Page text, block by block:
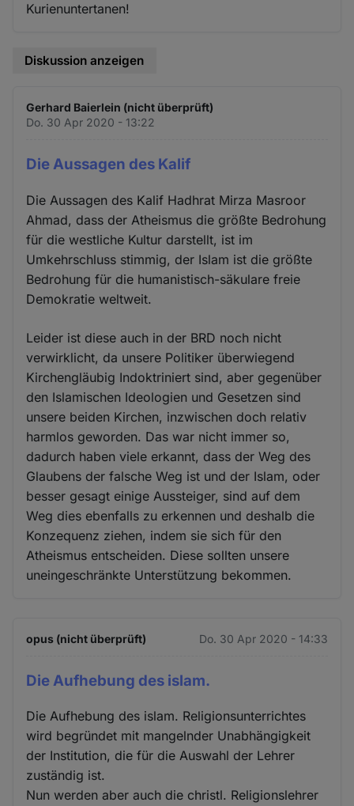
Kurienuntertanen!
Diskussion anzeigen
Gerhard Baierlein (nicht überprüft)
Do. 30 Apr 2020 - 13:22
Die Aussagen des Kalif
Die Aussagen des Kalif Hadhrat Mirza Masroor
Ahmad, dass der Atheismus die größte Bedrohung
für die westliche Kultur darstellt, ist im
Umkehrschluss stimmig, der Islam ist die größte
Bedrohung für die humanistisch-säkulare freie
Demokratie weltweit.
Leider ist diese auch in der BRD noch nicht
verwirklicht, da unsere Politiker überwiegend
Kirchengläubig Indoktriniert sind, aber gegenüber
den Islamischen Ideologien und Gesetzen sind
unsere beiden Kirchen, inzwischen doch relativ
harmlos geworden. Das war nicht immer so,
dadurch haben viele erkannt, dass der Weg des
Glaubens der falsche Weg ist und der Islam, oder
besser gesagt einige Aussteiger, sind auf dem
Weg dies ebenfalls zu erkennen und deshalb die
Konzequenz ziehen, indem sie sich für den
Atheismus entscheiden. Diese sollten unsere
uneingeschränkte Unterstützung bekommen.
opus (nicht überprüft) Do. 30 Apr 2020 - 14:33
Die Aufhebung des islam.
Die Aufhebung des islam. Religionsunterrichtes
wird begründet mit mangelnder Unabhängigkeit
der Institution, die für die Auswahl der Lehrer
zuständig ist.
Nun werden aber auch die christl. Religionslehrer